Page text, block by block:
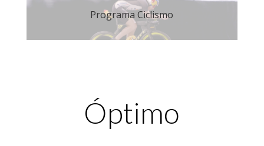
Programa Ciclismo
Óptimo